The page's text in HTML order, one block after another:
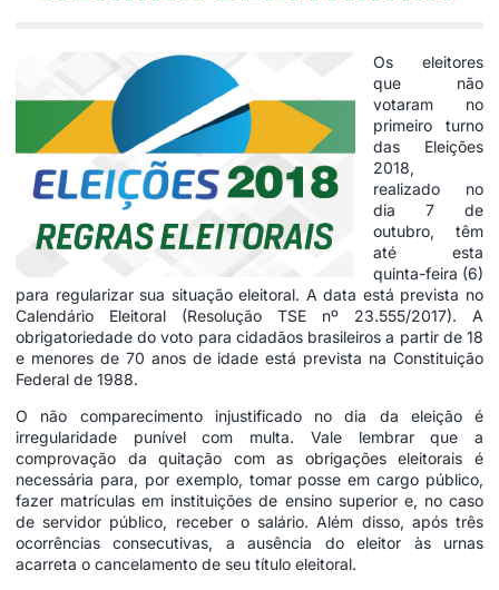
Os eleitores
que não
votaram no
primeiro turno
das Eleições
2018,
realizado no
dia 7 de
outubro, têm
até esta
quinta-feira (6)
para regularizar sua situação eleitoral. A data está prevista no
Calendário Eleitoral (Resolução TSE nº 23.555/2017). A
obrigatoriedade do voto para cidadãos brasileiros a partir de 18
e menores de 70 anos de idade está prevista na Constituição
Federal de 1988.
O não comparecimento injustificado no dia da eleição é
irregularidade punível com multa. Vale lembrar que a
comprovação da quitação com as obrigações eleitorais é
necessária para, por exemplo, tomar posse em cargo público,
fazer matrículas em instituições de ensino superior e, no caso
de servidor público, receber o salário. Além disso, após três
ocorrências consecutivas, a ausência do eleitor às urnas
acarreta o cancelamento de seu título eleitoral.